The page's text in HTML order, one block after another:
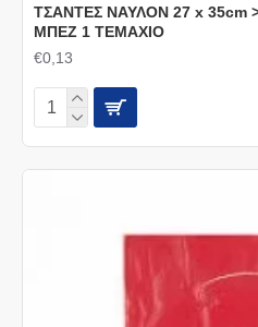
ΤΣΑΝΤΕΣ ΝΑΥΛΟΝ 27 x 35cm
ΜΠΕΖ 1 ΤΕΜΑΧΙΟ
€0,13